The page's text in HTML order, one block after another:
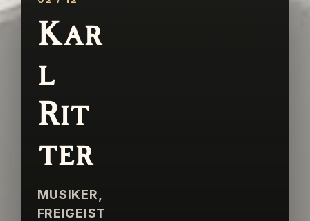
Kar
l
Rit
ter
MUSIKER,
FREIGEIST